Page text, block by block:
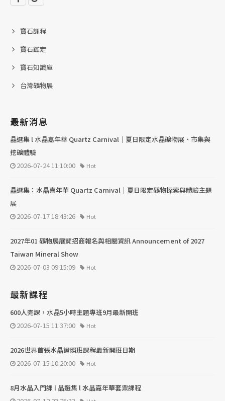
寶石課程
寶石鑑定
寶石知識庫
台灣礦物展
最新消息
晶選集 l 水晶嘉年華 Quartz Carnival｜夏日限定水晶礦物展、市集與
挖礦體驗
2026-07-24 11:10:00
Hot
晶選集：水晶嘉年華 Quartz Carnival｜夏日限定礦物探索與體驗主題
展
2026-07-17 18:43:26
Hot
2027年01 礦物展展覽招商報名與相關資訊 Announcement of 2027
Taiwan Mineral Show
2026-07-03 09:15:09
Hot
最新課程
600人完課，水晶5小時主題專班9月最新開班
2026-07-15 11:37:00
Hot
2026世界首張水晶證照班課程最新開班日期
2026-07-15 10:20:00
Hot
8月水晶入門課 l 晶選集 l 水晶嘉年華套票課程